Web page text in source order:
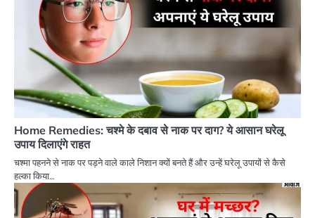
Home Remedies: चश्मे के दबाव से नाक पर दाग? ये आसान घरेलू
उपाय दिलाएंगे राहत
चश्मा पहनने से नाक पर पड़ने वाले काले निशान क्यों बनते हैं और उन्हें घरेलू उपायों से कैसे
हल्का किया…